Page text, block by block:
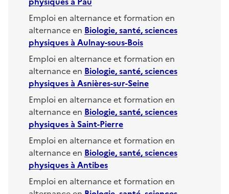
Emploi en alternance et formation en
alternance en Biologie, santé, sciences
physiquesà Aulnay-sous-Bois
Emploi en alternance et formation en
alternance en Biologie, santé, sciences
physiquesà Asnières-sur-Seine
Emploi en alternance et formation en
alternance en Biologie, santé, sciences
physiquesà Saint-Pierre
Emploi en alternance et formation en
alternance en Biologie, santé, sciences
physiquesà Antibes
Emploi en alternance et formation en